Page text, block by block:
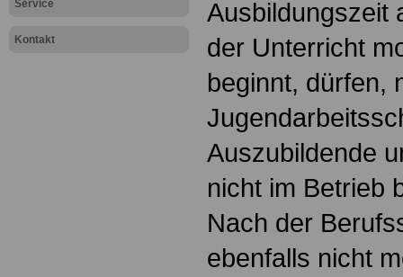
Service
Kontakt
Ausbildungszeit
der Unterricht
beginnt, dürfen,
Auszubildende
nicht im Betrieb
Nach der
ebenfalls nicht